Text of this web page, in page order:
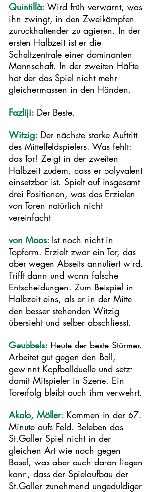
Quintillà: Wird früh verwarnt, was
ihn zwingt, in den Zweikämpfen
zurückhaltender zu agieren. In der
ersten Halbzeit ist er die
Schaltzentrale einer dominanten
Mannschaft. In der zweiten Hälfte
hat der das Spiel nicht mehr
gleichermassen in den Händen.
Fazliji: Der Beste.
Witzig: Der nächste starke Auftritt
des Mittelfeldspielers. Was fehlt:
das Tor! Zeigt in der zweiten
Halbzeit zudem, dass er polyvalent
einsetzbar ist. Spielt auf insgesamt
drei Positionen, was das Erzielen
von Toren natürlich nicht
vereinfacht.
von Moos: Ist noch nicht in
Topform. Erzielt zwar ein Tor, das
aber wegen Abseits annuliert wird.
Trifft dann und wann falsche
Entscheidungen. Zum Beispiel in
Halbzeit eins, als er in der Mitte
den besser stehenden Witzig
übersieht und selber abschliesst.
Geubbels: Heute der beste Stürmer.
Arbeitet gut gegen den Ball,
gewinnt Kopfballduelle und setzt
damit Mitspieler in Szene. Ein
Torerfolg bleibt auch ihm verwehrt.
Akolo, Möller: Kommen in der 67.
Minute aufs Feld. Beleben das
St.Galler Spiel nicht in der
gleichen Art wie noch gegen
Basel, was aber auch daran liegen
kann, dass der Spielaufbau der
St.Galler zunehmend ungeduldiger